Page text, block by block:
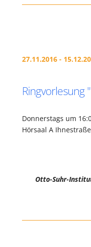
27.11.2016 -
Ringvorlesung
Donnerstags um
Hörsaal A
Otto-Suhr-